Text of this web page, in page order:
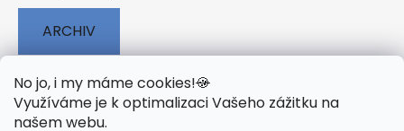
No jo, i my máme cookies!🍪
Využíváme je k optimalizaci Vašeho zážitku na
našem webu.
ARCHIV